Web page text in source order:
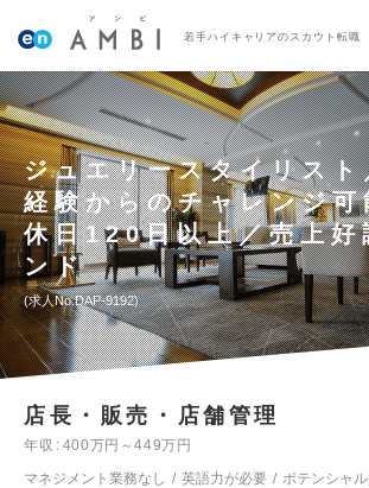
若手ハイキャリアのスカウト転職
ジュエリースタイリス
経験からのチャレンジ
休日120日以上／売上好
ンド
求人No.DAP-9192
店長・販売・店舗管理
年収
400万円～449万円
マネジメント業務なし
英語力が必要
ポテンシャル